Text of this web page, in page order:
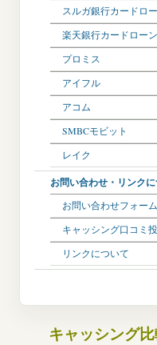
スルガ銀行カードロ
楽天銀行カードローン
プロミス
アイフル
アコム
SMBCモビット
レイク
お問い合わせ・リンク
お問い合わせフォーム
キャッシング口コミ
リンクについて
キャッシング